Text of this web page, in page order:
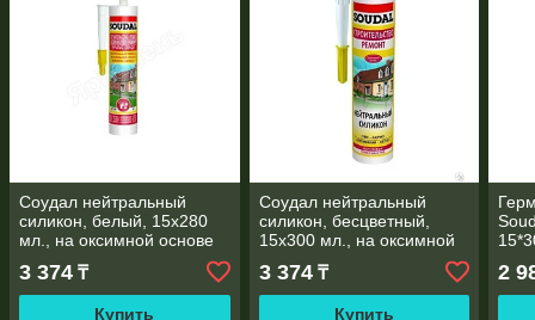
Соудал нейтральный
силикон, белый, 15х280
мл., на оксимной основе
3 374 ₸
Купить
Соудал нейтральный
силикон, бесцветный,
15х300 мл., на оксимной
3 374₸
Купить
2